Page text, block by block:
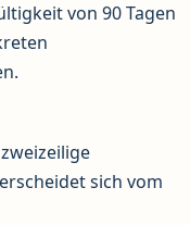
von 90 Tagen
sich vom